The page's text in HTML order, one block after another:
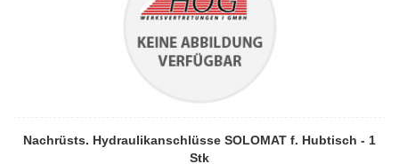
Nachrüsts. Hydraulikanschlüsse SOLOMAT f. Hubtisch - 1
Stk